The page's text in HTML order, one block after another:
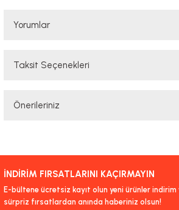
Yorumlar
Taksit Seçenekleri
Önerileriniz
yetersiz gördüğünüz noktaları öneri formunu
iletebilirsiniz.
Görüş ve önerileriniz için teşekkür ederiz.
İNDİRİM FIRSATLARINI KAÇIRMAYIN
E-bültene ücretsiz kayıt olun yeni ürünler
sürpriz fırsatlardan anında haberiniz olsun!